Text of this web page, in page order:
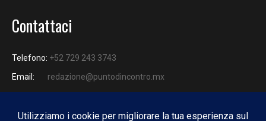
Contattaci
Telefono: +52 729 243 3743
Email:
redazione@puntodincontro.mx